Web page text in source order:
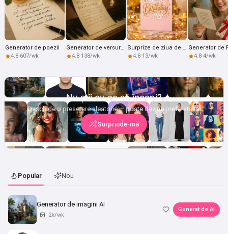
Generator de poezii
4.8·607/wk
Generator de versuri pentru cântece
4.8·138/wk
Surprize de ziua de naștere
4.8·13/wk 4.8·4/wk
Nu știi cu ce să începi?
Deschide o presetare aleatorie — poate devine preferata ta.
Surprinde-mă
Popular Nou
Generator de imagini AI
2k/wk
Generat de AI
Accept:Termenii serviciului,
Politica de confidențialitate
Politica de rambursare